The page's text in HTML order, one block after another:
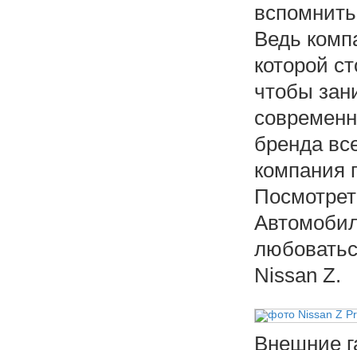
Ведь
которой
чтобы
бренда
компания
Nissan Z.
Внешние